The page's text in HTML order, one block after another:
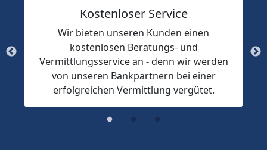
Kostenloser Service
Wir bieten unseren Kunden einen
kostenlosen Beratungs- und
Vermittlungsservice an - denn wir werden
von unseren Bankpartnern bei einer
erfolgreichen Vermittlung vergütet.